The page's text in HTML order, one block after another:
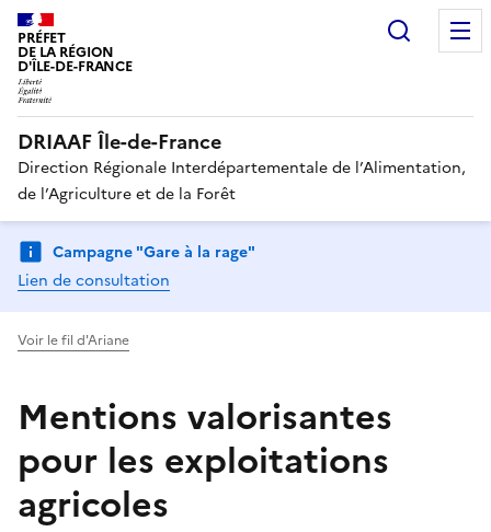
PRÉFET
DE LA RÉGION
D'ÎLE-DE-FRANCE
DRIAAF Île-de-France
Direction Régionale Interdépartementale de l’Alimentation,
de l’Agriculture et de la Forêt
Campagne "Gare à la rage"
Lien de consultation
Voir le fil d'Ariane
Mentions valorisantes
pour les exploitations
agricoles